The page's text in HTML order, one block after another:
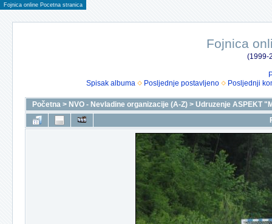
Fojnica online Pocetna stranica
Fojnica
(1999-
Spisak albuma
Posljednje postavljeno Posljednji
Početna > NVO - Nevladine organizacije (A-Z) > Udruzenje ASPEKT